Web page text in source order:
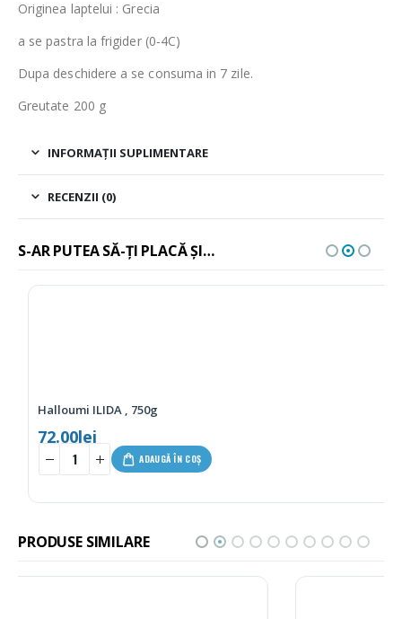
Originea laptelui : Grecia
a se pastra la frigider (0-4C)
Dupa deschidere a se consuma in 7 zile.
Greutate 200 g
INFORMAȚII SUPLIMENTARE
RECENZII (0)
S-AR PUTEA SĂ-ȚI PLACĂ ȘI…
Halloumi ILIDA , 750g
72.00lei
ADAUGĂ ÎN COȘ
PRODUSE SIMILARE